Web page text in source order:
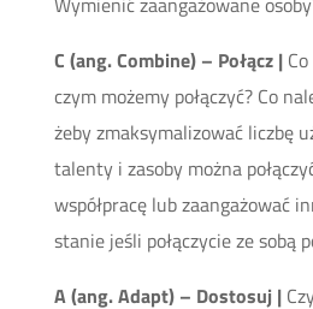
C (ang. Combine) – Połącz |
czym możemy połączyć? Co
żeby zmaksymalizować liczbę
talenty i zasoby można
współpracę lub zaangażować
stanie jeśli połączycie ze sobą
A (ang. Adapt) – Dostosuj |